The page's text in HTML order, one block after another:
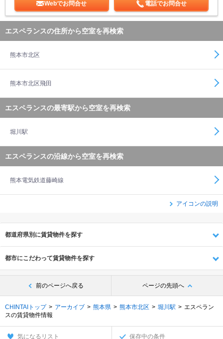
Webでお問合せ 電話でお問合せ
エスペランスの住所から空室を再検索
熊本市北区
熊本市北区飛田
エスペランスの最寄駅から空室を再検索
堀川駅
エスペランスの沿線から空室を再検索
熊本電気鉄道藤崎線
アイコンの説明
都道府県別に賃貸物件を探す
都市にこだわって賃貸物件を探す
前のページへ戻る ページの先頭へ
CHINTAIトップ アーカイブ 熊本県 熊本市北区 堀川駅
エスペラン
スの賃貸物件情報
気になるリスト 保存中の条件